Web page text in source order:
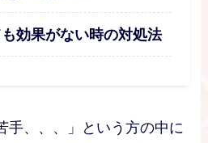
効果がない時の対処法
手、、、」という方の中に